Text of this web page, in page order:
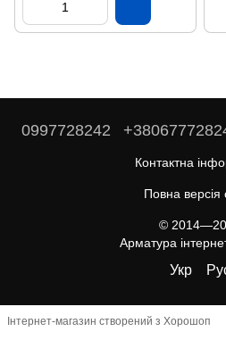
0997728242
Контактна
Повна версія
©
Арматура
Укр
Інтернет-магазин створений з Хорошоп